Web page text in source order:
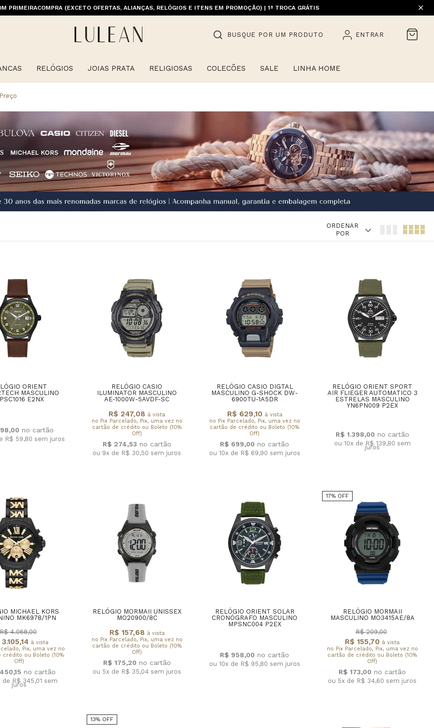
PRIMEIRACOMPRA (EXCETO OFERTAS, ALIANÇAS, RELÓGIOS E ITENS EM PROMOÇÃO) | 1ª TROCA GRÁTIS
BUSQUE POR UM PRODUTO ENTRAR
RELÓGIOS JOIAS PRATA RELIGIOSAS COLECÕES SALE LINHA HOME
ORDENAR
POR
ORIENT
MASCULINO
E2NX
R$ 59,80 sem juros
RELÓGIO CASIO
ILUMINATOR MASCULINO
AE-1000W-5AVDF-SC
R$ 247,08 à vista
no Pix Parcelado, Pix, uma vez no
cartão de crédito ou Boleto (10%
Off)
R$ 274,53
ou 9x de R$ 30,50 sem juros
RELÓGIO CASIO DIGTAL
MASCULINO G-SHOCK DW-
6900TU-1A5DR
R$ 629,10 à vista
no Pix Parcelado, Pix, uma vez no
cartão de crédito ou Boleto (10%
Off)
R$ 699,00
ou 10x de R$ 69,90 sem juros
RELÓGIO ORIENT SPORT
AIR FLIEGER AUTOMATICO 3
ESTRELAS MASCULINO
YN6PN009 P2EX
R$ 1.398,00
ou 10x de R$ 139,80 sem
juros
MICHAEL KORS
MK6978/1PN
à vista
Pix, uma vez no
crédito ou Boleto (10%
Off)
4.068,00
de R$ 345,01 sem
juros
RELÓGIO MORMAII UNISSEX
MO20900/8C
R$ 157,68 à vista
no Pix Parcelado, Pix, uma vez no
cartão de crédito ou Boleto (10%
Off)
R$ 175,20
ou 5x de R$ 35,04 sem juros
RELÓGIO ORIENT SOLAR
CRONÓGRAFO MASCULINO
MPSNC004 P2EX
R$ 958,00
ou 10x de R$ 95,80 sem juros
17% OFF
RELÓGIO MORMAII
MASCULINO MO3415AE/8A
R$ 155,70 à vista
no Pix Parcelado, Pix, uma vez no
cartão de crédito ou Boleto (10%
Off)
R$ 209,00
R$ 173,00
ou 5x de R$ 34,60 sem juros
13% OFF